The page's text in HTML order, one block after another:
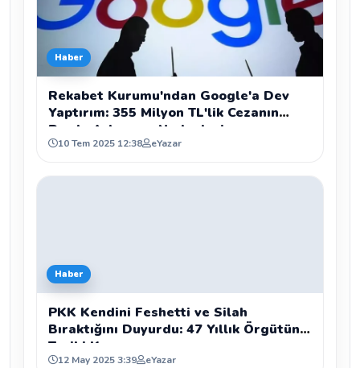
Haber
Rekabet Kurumu'ndan Google'a Dev
Yaptırım: 355 Milyon TL'lik Cezanın
Perde Arkası ve Nedenleri
10 Tem 2025 12:38 eYazar
Haber
PKK Kendini Feshetti ve Silah
Bıraktığını Duyurdu: 47 Yıllık Örgütün
Tarihi Kararı
12 May 2025 3:39 eYazar